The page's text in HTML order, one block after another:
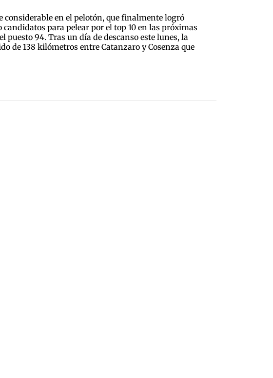
considerable en el pelotón, que finalmente logró
para pelear por el top 10 en las próximas
94. Tras un día de descanso este lunes, la
de 138 kilómetros entre Catanzaro y Cosenza que